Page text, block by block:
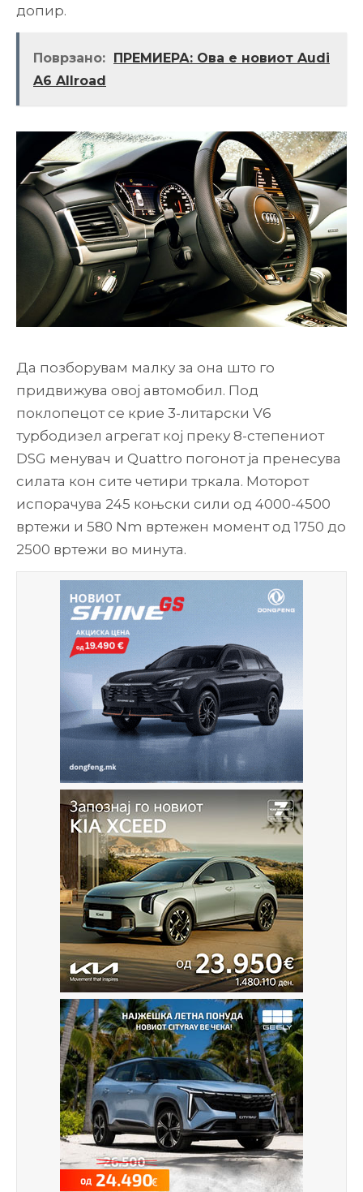
допир.
Поврзано: ПРЕМИЕРА: Ова е новиот Audi
A6 Allroad
Да позборувам малку за она што го
придвижува овој автомобил. Под
поклопецот се крие 3-литарски V6
турбодизел агрегат кој преку 8-степениот
DSG менувач и Quattro погонот ја пренесува
силата кон сите четири тркала. Моторот
испорачува 245 коњски сили од 4000-4500
вртежи и 580 Nm вртежен момент од 1750 до
2500 вртежи во минута.